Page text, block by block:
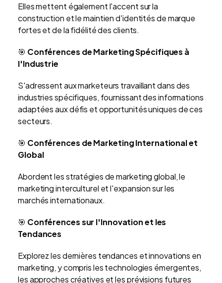
Elles mettent également l'accent sur la
construction et le maintien d'identités de marque
fortes et de la fidélité des clients.
🎯 Conférences de Marketing Spécifiques à
l'Industrie
S'adressent aux marketeurs travaillant dans des
industries spécifiques, fournissant des informations
adaptées aux défis et opportunités uniques de ces
secteurs.
🎯 Conférences de Marketing International et
Global
Abordent les stratégies de marketing global, le
marketing interculturel et l'expansion sur les
marchés internationaux.
🎯 Conférences sur l'Innovation et les
Tendances
Explorez les dernières tendances et innovations en
marketing, y compris les technologies émergentes,
les approches créatives et les prévisions futures